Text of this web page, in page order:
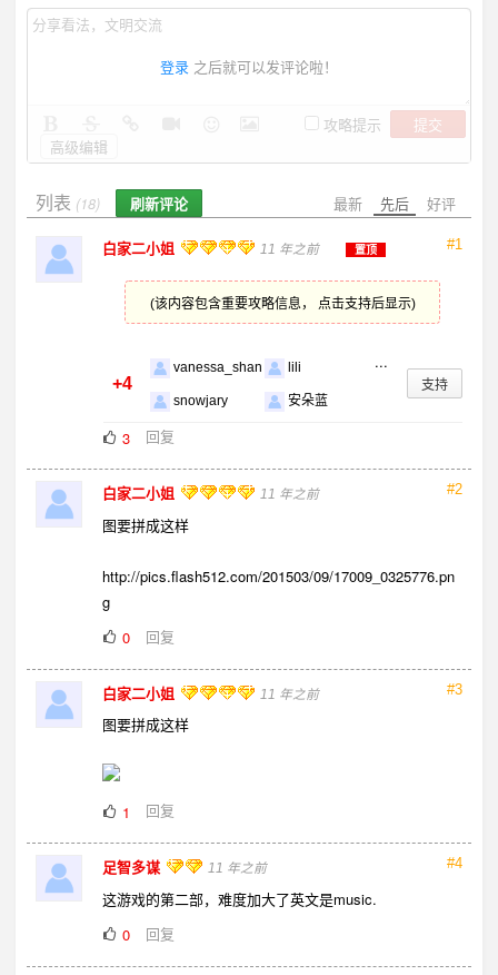
登录 之后就可以发评论啦！
攻略提示
提交
高级编辑
最新 先后 好评
列表 (18) 刷新评论
#1
白家二小姐 11 年之前 置顶
(该内容包含重要攻略信息， 点击支持后显示)
+4
vanessa_shan lili
snowjary 安朵蓝
...
支持
3 回复
#2
白家二小姐 11 年之前
图要拼成这样
http://pics.flash512.com/201503/09/17009_0325776.pn
g
0
回复
#3
白家二小姐 11 年之前
图要拼成这样
1 回复
#4
足智多谋 11 年之前
这游戏的第二部，难度加大了英文是music.
0
回复